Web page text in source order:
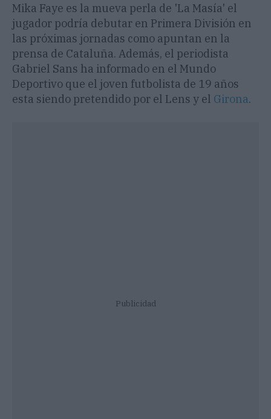
Mika Faye es la mueva perla de 'La Masía' el
jugador podría debutar en Primera División en
las próximas jornadas como apuntan en la
prensa de Cataluña. Además, el periodista
Gabriel Sans ha informado en el Mundo
Deportivo que el joven futbolista de 19 años
esta siendo pretendido por el Lens y el Girona.
Publicidad